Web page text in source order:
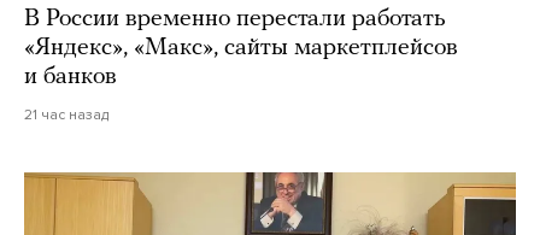
В России временно перестали работать
«Яндекс», «Макс», сайты маркетплейсов
и банков
21 час назад